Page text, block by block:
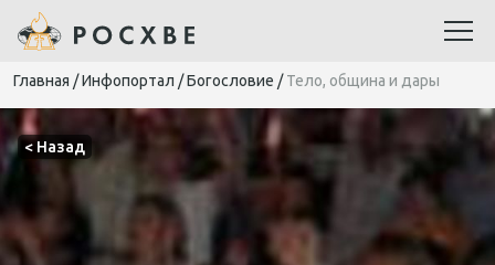
Главная /Инфопортал /Богословие /Тело, община и дары
< Назад